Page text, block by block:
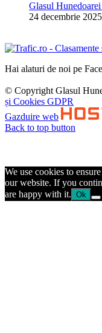
Glasul
24 decembrie 2025
Hai alaturi de noi pe
© Copyright Glasul
și Cookies GDPR
Gazduire web
Back to top button
We use cookies to
our website. If you
are happy with it. Ok